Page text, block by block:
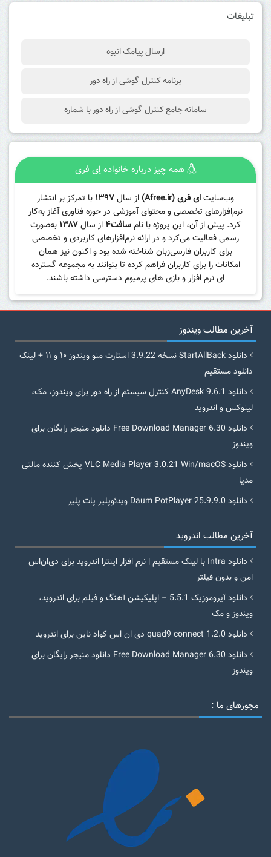
تبلیغات
ارسال پیامک انبوه
برنامه کنترل گوشی از راه دور
سامانه جامع کنترل گوشی از راه دور با شماره
همه چیز درباره خانواده اِی فری
وب‌سایتای فری (Afree.ir) از سال۱۳۹۷ با تمرکز بر انتشار
نرم‌افزارهای تخصصی و محتوای آموزشی در حوزه فناوری آغاز به‌کار
کرد. پیش از آن، این پروژه با نامسافت۴ از سال۱۳۸۷ به‌صورت
رسمی فعالیت می‌کرد و در ارائه نرم‌افزارهای کاربردی و تخصصی
برای کاربران فارسی‌زبان شناخته شده بود و اکنون نیز همان
امکانات را برای کاربران فراهم کرده تا بتوانند به مجموعه گسترده
ای نرم افزار و بازی های پرمیوم دسترسی داشته باشند.
آخرین مطالب ویندوز
دانلود StartAllBack نسخه 3.9.22 استارت منو ویندوز ۱۰ و ۱۱ + لینک
دانلود مستقیم
دانلود AnyDesk 9.6.1 کنترل سیستم از راه دور برای ویندوز، مک،
لینوکس و اندروید
دانلود Free Download Manager 6.30 دانلود منیجر رایگان برای
ویندوز
دانلود VLC Media Player 3.0.21 Win/macOS پخش کننده مالتی
مدیا
دانلود Daum PotPlayer 25.9.9.0 ویدئوپلیر پات پلیر
آخرین مطالب اندروید
دانلود Intra با لینک مستقیم | نرم افزار اینترا اندروید برای دی‌ان‌اس
امن و بدون فیلتر
دانلود آیروموزیک 5.5.1 – اپلیکیشن آهنگ و فیلم برای اندروید،
ویندوز و مک
دانلود quad9 connect 1.2.0 دی ان اس کواد ناین برای اندروید
دانلود Free Download Manager 6.30 دانلود منیجر رایگان برای
ویندوز
مجوزهای ما :